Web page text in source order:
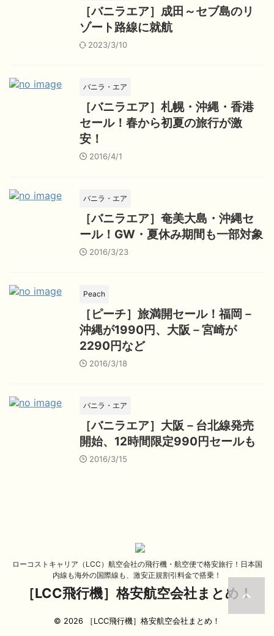
［バニラエア］成田～セブ島のリ
ゾート路線に就航
2023/3/10
バニラ・エア
［バニラエア］札幌・沖縄・香港
セール！春から初夏の旅行が激
安！
2016/4/1
バニラ・エア
［バニラエア］奄美大島・沖縄セ
ール！GW・夏休み期間も一部対象
2016/3/23
Peach
［ピーチ］旅満開セール！福岡－
沖縄が1990円、大阪－宮崎が
2290円など
2016/3/18
バニラ・エア
［バニラエア］大阪－台北線発売
開始、12時間限定990円セールも
2016/3/15
ローコストキャリア（LCC）航空会社の飛行機・航空便で格安旅行！日本国
内線も海外の国際線も、激安正規割引料金で搭乗！
［LCC飛行機］格安航空会社まとめ！
© 2026 ［LCC飛行機］格安航空会社まとめ！